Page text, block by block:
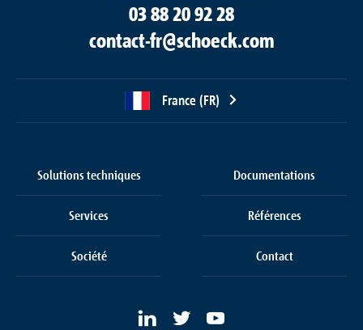
03 88 20 92 28
contact-fr@schoeck.com
France (FR)
Solutions techniques Documentations
Services Références
Société Contact